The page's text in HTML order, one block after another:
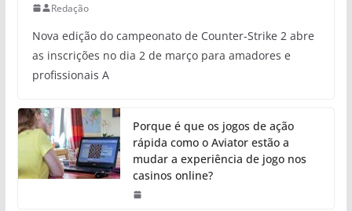
Redação
Nova edição do campeonato de Counter-Strike 2 abre
as inscrições no dia 2 de março para amadores e
profissionais A
Porque é que os jogos de ação
rápida como o Aviator estão a
mudar a experiência de jogo nos
casinos online?